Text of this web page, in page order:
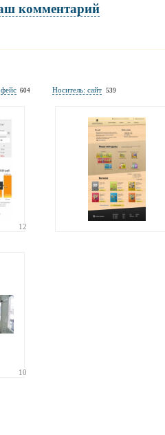
комментарий
полностью для публикации
или джипег шириной не более 700 пикселей
604 Носитель: сайт 539
12
10